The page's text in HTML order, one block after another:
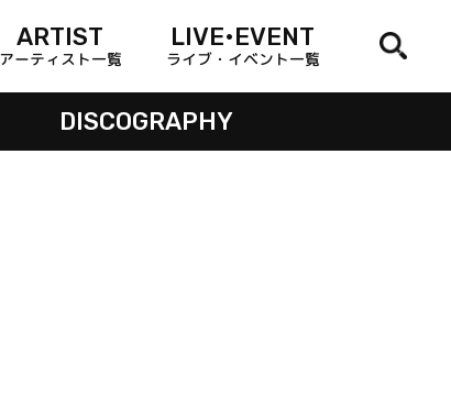
ARTIST
アーティスト一覧
LIVE•EVENT
ライブ・イベント一覧
DISCOGRAPHY